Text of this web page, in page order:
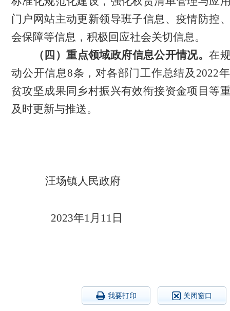
门户网站主动更新领导班子信息、疫情防控
会保障等信息，积极回应社会关切信息。
（四）重点领域政府信息公开情况。在
动公开信息8条，对各部门工作总结及 2022
贫攻坚成果同乡村振兴有效衔接资金项目等
及时更新与推送。
汪场镇人民政府
2023年1月 11 日
我要打印 关闭窗口